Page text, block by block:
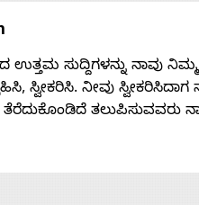
ಸುದ್ದಿಗಳನ್ನು ನಾವು
ಸ್ವೀಕರಿಸಿ. ನೀವು
ತಲುಪಿಸುವವರು